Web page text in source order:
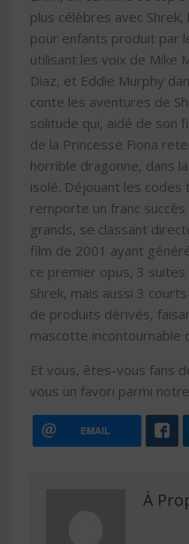
plus célèbres avec
pour enfants produit par
utilisant les voix de Mike
Diaz, et Eddie Murphy
conte les aventures de
solitude qui, aidé de son
de la Princesse Fiona
horrible dragonne, dans
isolé. Déjouant les
remporte un franc
grands, se classant
film de 2001 ayant
ce premier opus, 3
Shrek, mais aussi 3
de produits dérivés,
mascotte incontournable
Et vous, êtes-vous fans
vous un favori parmi
EMAIL
À